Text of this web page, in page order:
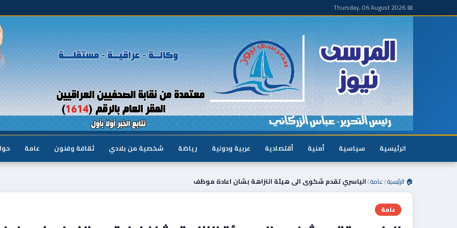
📅 Thursday، 06 August 2026
الرئيسية سياسية أمنية أقتصادية عربية ودولية رياضة شخصية من بلادي ثقافة وفنون عامة
🏠 الرئيسية❯عامة❯الياسري تقدم شكوى الى هيئة النزاهة بشان اعادة موظف
عامة